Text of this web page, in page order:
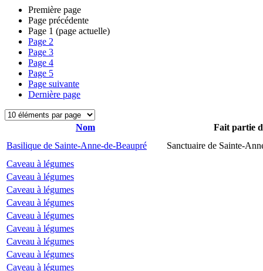
Première page
Page précédente
Page 1 (page actuelle)
Page 2
Page 3
Page 4
Page 5
Page suivante
Dernière page
Nom
Fait partie
Basilique de Sainte-Anne-de-Beaupré
Sanctuaire de Sainte-
Caveau à légumes
Caveau à légumes
Caveau à légumes
Caveau à légumes
Caveau à légumes
Caveau à légumes
Caveau à légumes
Caveau à légumes
Caveau à légumes